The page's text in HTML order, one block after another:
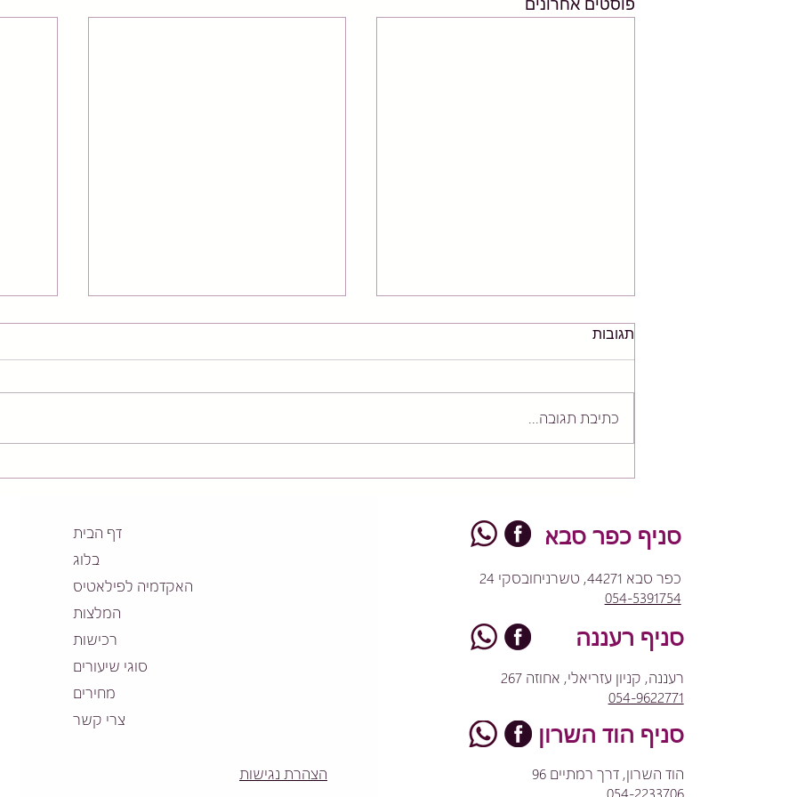
פוסטים אחרונים
תגובות
כתיבת תגובה...
דף הבית
בלוג
האקדמיה לפילאטיס
המלצות
רכישות
סוגי שיעורים
מחירים
צרי קשר
סניף כפר סבא
כפר סבא 44271, טשרניחובסקי 24
054-5391754
סניף רעננה
רעננה, קניון עזריאלי, אחוזה 267
054-9622771
סניף הוד השרון
הוד השרון, דרך רמתיים 96
054-2233706
הצהרת נגישות